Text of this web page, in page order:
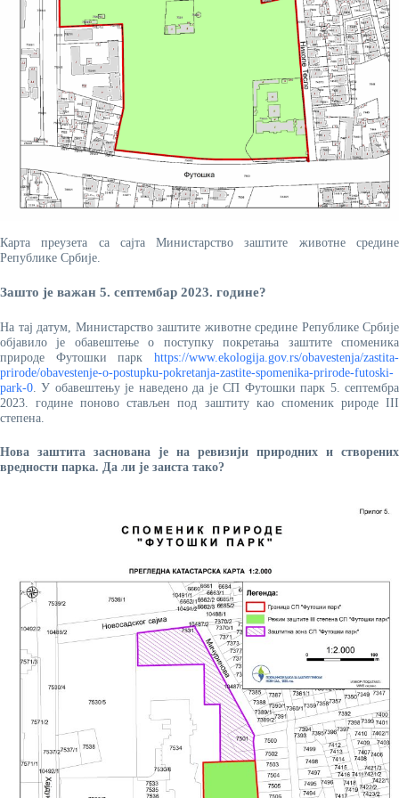
Карта преузета са сајта Министарство заштите животне средине
Републике Србије.
Зашто је важан 5. септембар 2023. године?
На тај датум, Министарство заштите животне средине Републике Србије
објавило је обавештење о поступку покретања заштите споменика
природе Футошки парк https://www.ekologija.gov.rs/obavestenja/zastita-
prirode/obavestenje-o-postupku-pokretanja-zastite-spomenika-prirode-futoski-
park-0 . У обавештењу је наведено да је СП Футошки парк 5. септембра
2023. године поново стављен под заштиту као споменик рироде III
степена.
Нова заштита заснована је на ревизији природних и створених
вредности парка. Да ли је заиста тако?